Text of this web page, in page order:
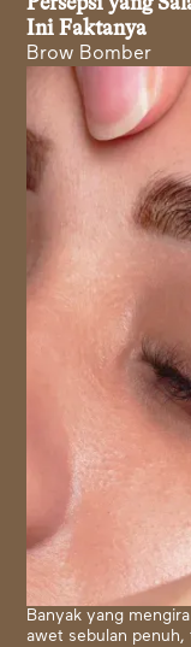
Ini Faktanya
Brow Bomber
Banyak yang
awet sebulan penuh,